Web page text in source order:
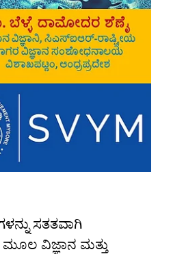
ಸತತವಾಗಿ
ಮೂಲ ವಿಜ್ಞಾನ ಮತ್ತು